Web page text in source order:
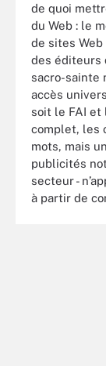
de quoi
du Web : le
de sites
des éditeurs
sacro-sainte
accès
soit le FAI et
complet, les
mots, mais
publicités
secteur -
à partir de